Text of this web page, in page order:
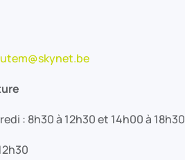
: 8h30 à 12h30 et 14h00 à 18h30